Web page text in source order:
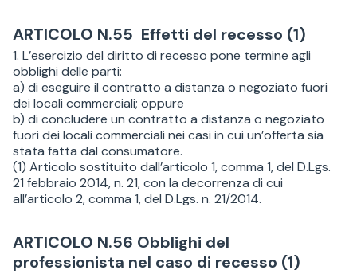
ARTICOLO N.55 Effetti del recesso (1)
1. L’esercizio del diritto di recesso pone termine agli
obblighi delle parti:
a) di eseguire il contratto a distanza o negoziato fuori
dei locali commerciali; oppure
b) di concludere un contratto a distanza o negoziato
fuori dei locali commerciali nei casi in cui un’offerta sia
stata fatta dal consumatore.
(1) Articolo sostituito dall’articolo 1, comma 1, del D.Lgs.
21 febbraio 2014, n. 21, con la decorrenza di cui
all’articolo 2, comma 1, del D.Lgs. n. 21/2014.
ARTICOLO N.56 Obblighi del
professionista nel caso di recesso (1)